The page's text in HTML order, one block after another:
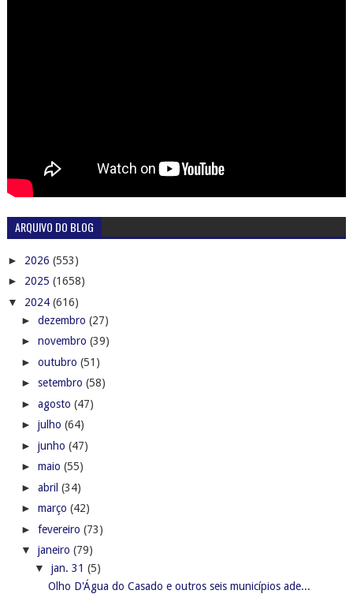
ARQUIVO DO BLOG
► 2026 (553)
► 2025 (1658)
▼ 2024 (616)
► dezembro (27)
► novembro (39)
► outubro (51)
► setembro (58)
► agosto (47)
► julho (64)
► junho (47)
► maio (55)
► abril (34)
► março (42)
► fevereiro (73)
▼ janeiro (79)
▼ jan. 31 (5)
Olho D'Água do Casado e outros seis municípios ade...